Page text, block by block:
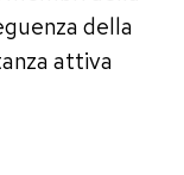
della
attiva